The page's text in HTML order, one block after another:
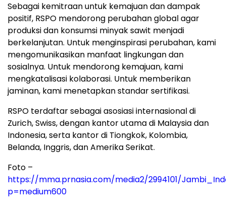
Sebagai kemitraan untuk kemajuan dan dampak
positif, RSPO mendorong perubahan global agar
produksi dan konsumsi minyak sawit menjadi
berkelanjutan. Untuk menginspirasi perubahan, kami
mengomunikasikan manfaat lingkungan dan
sosialnya. Untuk mendorong kemajuan, kami
mengkatalisasi kolaborasi. Untuk memberikan
jaminan, kami menetapkan standar sertifikasi.
RSPO terdaftar sebagai asosiasi internasional di
Zurich, Swiss, dengan kantor utama di Malaysia dan
Indonesia, serta kantor di Tiongkok, Kolombia,
Belanda, Inggris, dan Amerika Serikat.
Foto –
https://mma.prnasia.com/media2/2994101/
p=medium600